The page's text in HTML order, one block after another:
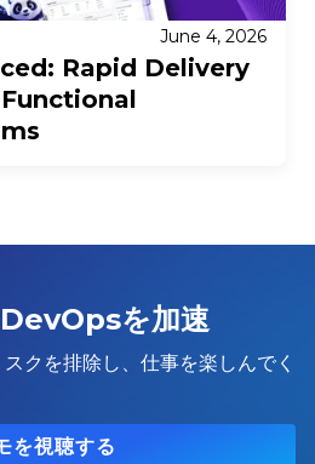
June 4, 2026
Rapid Delivery
を加速
クを排除し、仕事を楽しんでく
を視聴する